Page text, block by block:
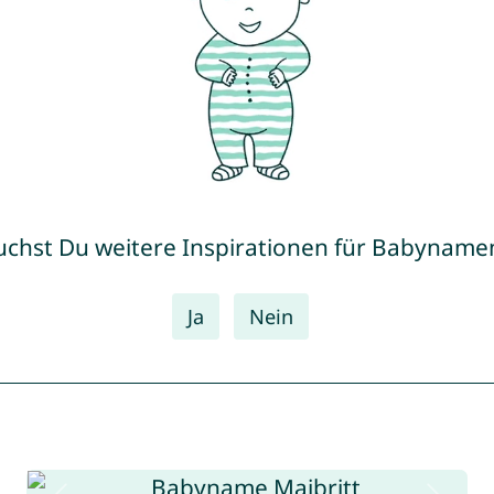
Du weitere Inspirationen für
Ja Nein